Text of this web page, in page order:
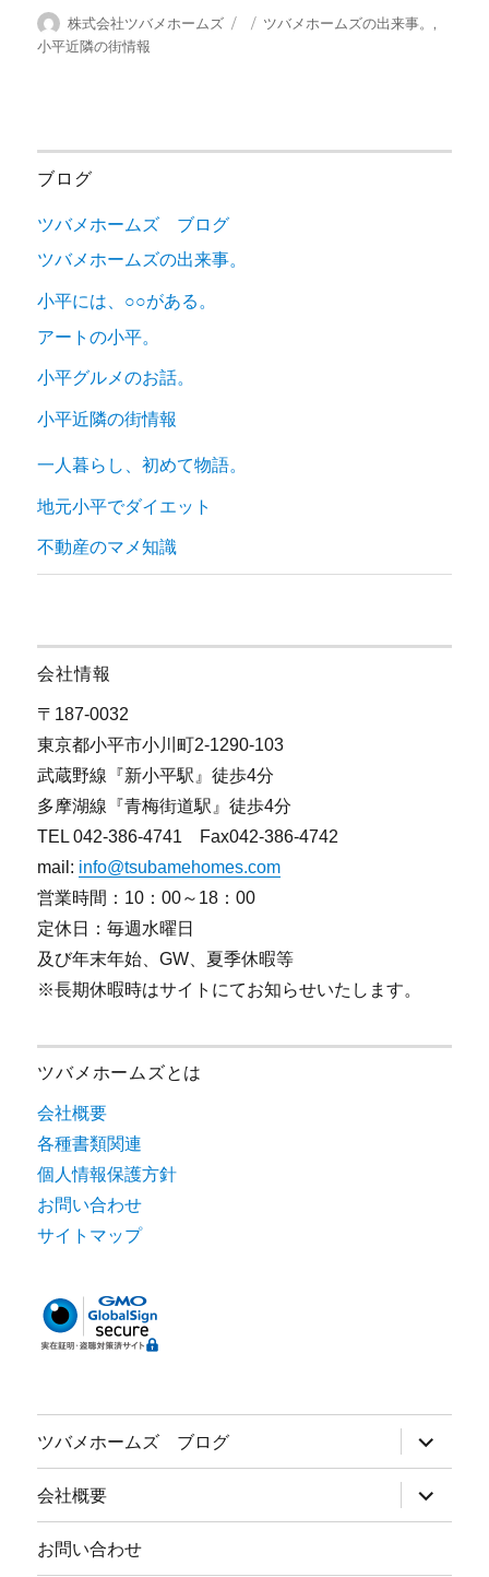
投
稿
株式会社ツバメホームズ
投 カ
ツバメホームズの出来事。 ,
小平近隣の街情報
ブログ
ツバメホームズ ブログ
ツバメホームズの出来事。
小平には、○○がある。
アートの小平。
小平グルメのお話。
小平近隣の街情報
一人暮らし、初めて物語。
地元小平でダイエット
不動産のマメ知識
会社情報
〒187-0032
東京都小平市小川町2-1290-103
武蔵野線『新小平駅』徒歩4分
多摩湖線『青梅街道駅』徒歩4分
TEL 042-386-4741 Fax042-386-4742
mail: info@tsubamehomes.com
営業時間：10：00～18：00
定休日：毎週水曜日
及び年末年始、GW、夏季休暇等
※長期休暇時はサイトにてお知らせいたします。
ツバメホームズとは
会社概要
各種書類関連
個人情報保護方針
お問い合わせ
サイトマップ
ツバメホームズ ブログ
ブ
メ
ニ
ュ
ー
会社概要
ブ
メ
お問い合わせ